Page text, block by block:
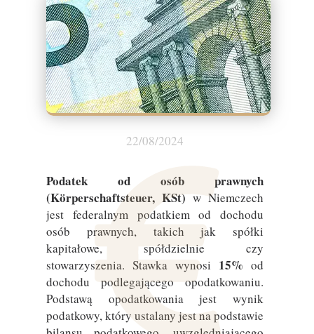
22/08/2024
Podatek od osób prawnych
(Körperschaftsteuer, KSt) w Niemczech
jest federalnym podatkiem od dochodu
osób prawnych, takich jak spółki
kapitałowe, spółdzielnie czy
stowarzyszenia. Stawka wynosi 15% od
dochodu podlegającego opodatkowaniu.
Podstawą opodatkowania jest wynik
podatkowy, który ustalany jest na podstawie